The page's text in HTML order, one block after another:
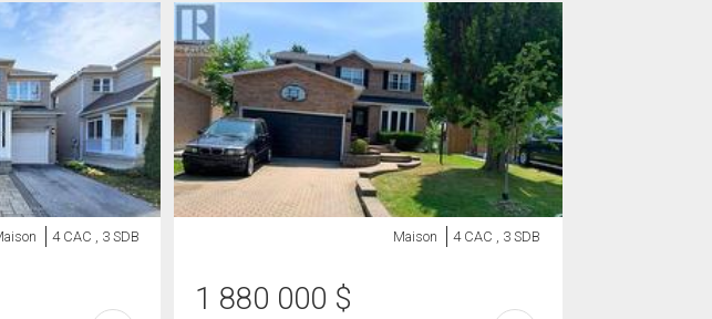
4 CAC , 3 SDB Maison 4 CAC , 3 SDB
1 880 000 $